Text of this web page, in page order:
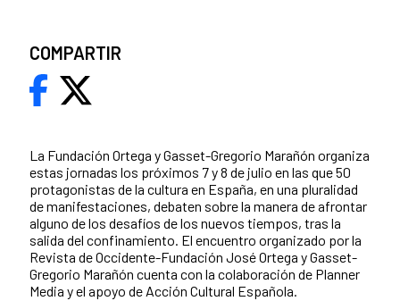
La Fundación Ortega y Gasset-Gregorio Marañón organiza
estas jornadas los próximos 7 y 8 de julio en las que 50
protagonistas de la cultura en España, en una pluralidad
de manifestaciones, debaten sobre la manera de afrontar
alguno de los desafíos de los nuevos tiempos, tras la
salida del confinamiento. El encuentro organizado por la
Revista de Occidente-Fundación José Ortega y Gasset-
Gregorio Marañón cuenta con la colaboración de Planner
Media y el apoyo de Acción Cultural Española.
COMPARTIR